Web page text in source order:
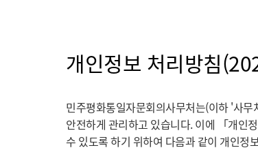
개인정보 처리방침
민주평화통일자문회의사무처는(이하 '사
안전하게 관리하고 있습니다. 이에 「개인
수 있도록 하기 위하여 다음과 같이 개인정